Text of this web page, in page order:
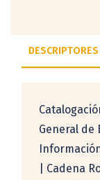
DESCRIPTORES
General de
| Cadena